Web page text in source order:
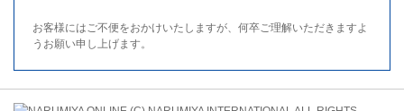
お客様にはご不便をおかけいたしますが、何卒ご理解いただきますよ
うお願い申し上げます。